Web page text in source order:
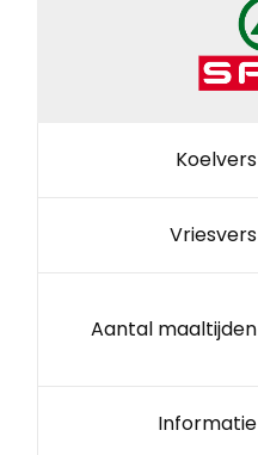
Koelvers
Vriesvers
Aantal maaltijden
Informatie